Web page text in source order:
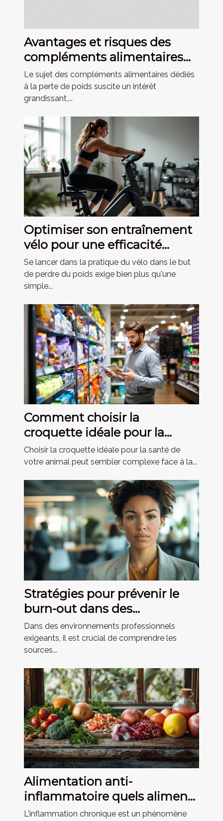
Avantages et risques des
compléments alimentaires
pour la perte de poids
Le sujet des compléments alimentaires dédiés
à la perte de poids suscite un intérêt
grandissant,...
Optimiser son entraînement
vélo pour une efficacité
maximale en perte de poids
Se lancer dans la pratique du vélo dans le but
de perdre du poids exige bien plus qu'une
simple...
Comment choisir la
croquette idéale pour la
santé de votre animal ?
Choisir la croquette idéale pour la santé de
votre animal peut sembler complexe face à la...
Stratégies pour prévenir le
burn-out dans des
environnements
professionnels exigeants
Dans des environnements professionnels
exigeants, il est crucial de comprendre les
sources...
Alimentation anti-
inflammatoire quels aliments
privilégier pour réduire
L'inflammation chronique est un phénomène